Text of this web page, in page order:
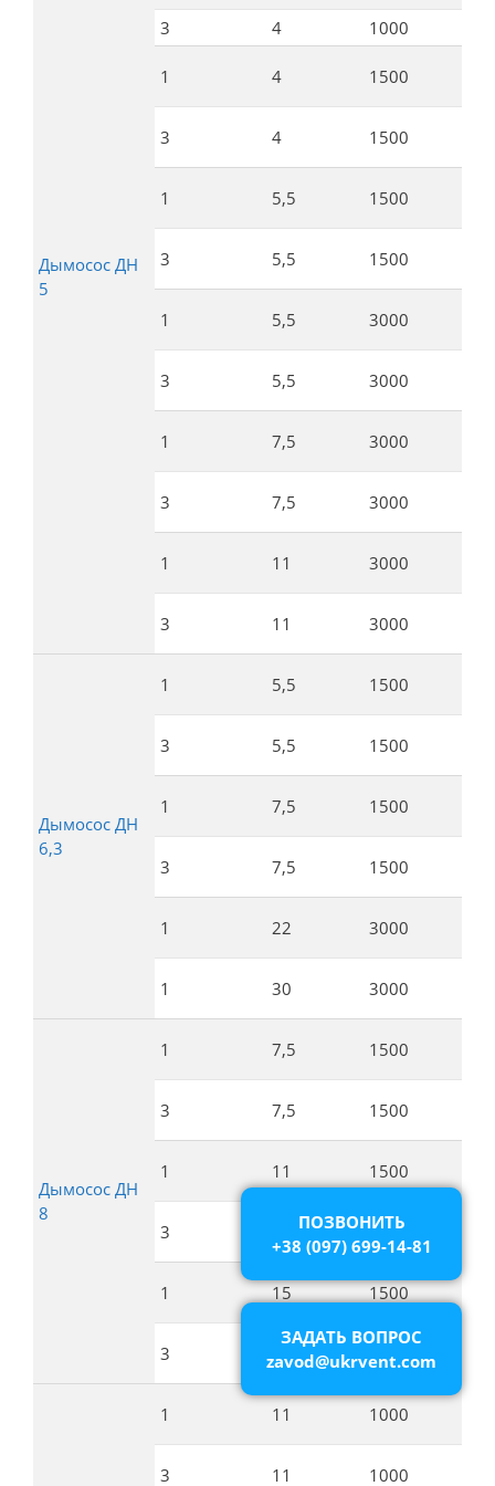
Дымосос ДН
5
3
4 1000
1 4 1500
3 4 1500
1 5,5 1500
3 5,5 1500
1 5,5 3000
3 5,5 3000
1 7,5 3000
3 7,5 3000
1 11 3000
3 11 3000
Дымосос ДН
6,3
1 5,5 1500
3 5,5 1500
1 7,5 1500
3 7,5 1500
1 22 3000
1 30 3000
Дымосос ДН
8
1 7,5 1500
3 7,5 1500
1 11 1500
3 1500
1 15 1500
3 1500
1 11 1000
3 11 1000
ПОЗВОНИТЬ
+38 (097) 699-14-81
ЗАДАТЬ ВОПРОС
zavod@ukrvent.com